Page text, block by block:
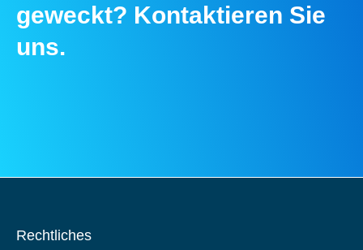
geweckt? Kontaktieren Sie
uns.
Rechtliches